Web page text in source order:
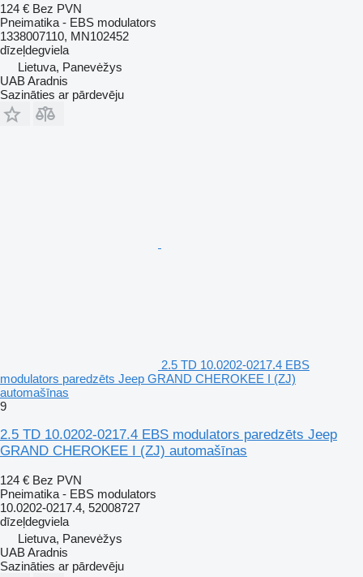
124 € Bez PVN
Pneimatika - EBS modulators
1338007110, MN102452
dīzeļdegviela
Lietuva, Panevėžys
UAB Aradnis
Sazināties ar pārdevēju
2.5 TD 10.0202-0217.4 EBS
modulators paredzēts Jeep GRAND CHEROKEE I (ZJ)
automašīnas
9
2.5 TD 10.0202-0217.4 EBS modulators paredzēts Jeep
GRAND CHEROKEE I (ZJ) automašīnas
124 € Bez PVN
Pneimatika - EBS modulators
10.0202-0217.4, 52008727
dīzeļdegviela
Lietuva, Panevėžys
UAB Aradnis
Sazināties ar pārdevēju